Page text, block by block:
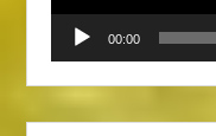
00:00